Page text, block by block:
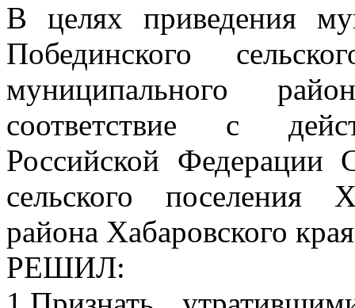
В целях приведения
Побединского
муниципального
соответствие с
Российской Федерации
сельского поселения
района Хабаровского края
РЕШИЛ: